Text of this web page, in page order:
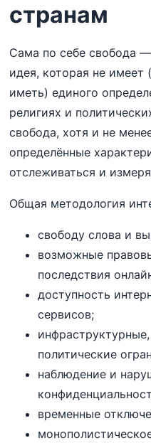
странам
Сама по себе свобода
идея, которая не
иметь) единого
религиях и
свобода, хотя и не
определённые
отслеживаться и
Общая методология
свободу слова и
возможные
последствия
доступность
сервисов;
политические
наблюдение и
временные